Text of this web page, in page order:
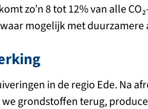
zo’n 8 tot 12% van alle
mogelijk met duurzamere
in de regio Ede. Na
grondstoffen terug,